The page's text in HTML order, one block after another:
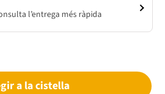
l’entrega més ràpida
a la cistella